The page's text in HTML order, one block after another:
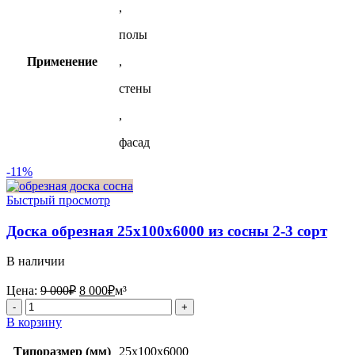
Применение
,
полы
,
стены
,
фасад
-11%
Быстрый просмотр
Доска обрезная 25х100х6000 из сосны 2-3 сорт
В наличии
Цена: 9 000₽ Первоначальная
цена
составляла
000₽.
8 000₽Текущая
цена:
8
м³
Количество
товара
Доска
обрезная
В корзину
Типоразмер (мм) 25х100х6000